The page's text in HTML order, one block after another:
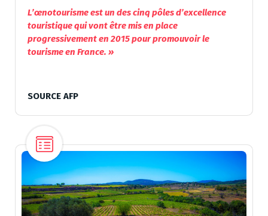
L’œnotourisme est un des cinq pôles d’excellence
touristique qui vont être mis en place
progressivement en 2015 pour promouvoir le
tourisme en France. »
SOURCE AFP